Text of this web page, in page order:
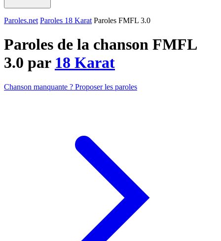
Paroles.net Paroles 18 Karat Paroles FMFL 3.0
Paroles de la chanson FMFL
3.0 par 18 Karat
Chanson manquante ? Proposer les paroles